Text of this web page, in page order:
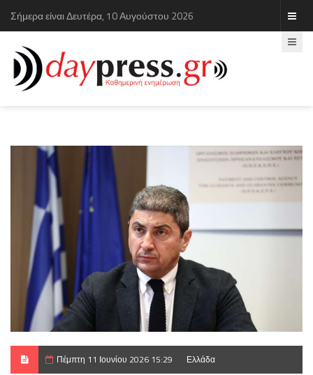
Σήμερα είναι Δευτέρα, 10 Αυγούστου 2026
Πέμπτη 11 Ιουνίου 2026 15:29 Ελλάδα